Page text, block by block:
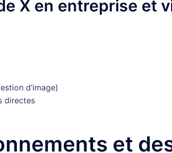
X en entreprise et
d’image)
directes
et